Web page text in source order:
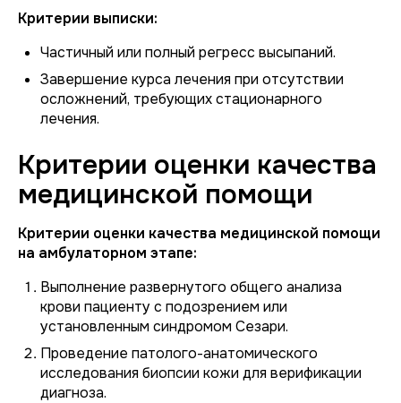
Критерии выписки:
Частичный или полный регресс высыпаний.
Завершение курса лечения при отсутствии
осложнений, требующих стационарного
лечения.
Критерии оценки качества
медицинской помощи
Критерии оценки качества медицинской помощи
на амбулаторном этапе:
Выполнение развернутого общего анализа
крови пациенту с подозрением или
установленным синдромом Сезари.
Проведение патолого-анатомического
исследования биопсии кожи для верификации
диагноза.